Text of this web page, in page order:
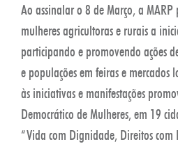
Ao assinalar o 8 de Março, a
mulheres agricultoras e rurais a
participando e promovendo ações
e populações em feiras e mercados
às iniciativas e manifestações
Democrático de Mulheres, em 19
“Vida com Dignidade, Direitos